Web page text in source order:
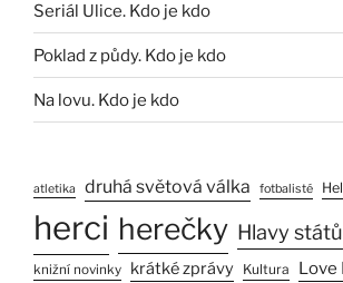
Seriál Ulice. Kdo je kdo
Poklad z půdy. Kdo je kdo
Na lovu. Kdo je kdo
atletika druhá světová válka fotbalisté
herci herečky Hlavy států
knižní novinky krátké zprávy Kultura Love